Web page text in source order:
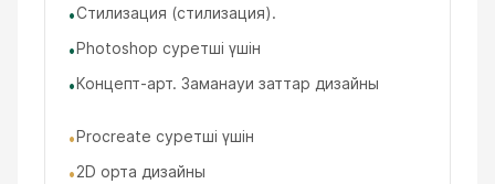
•Стилизация (стилизация).
•Photoshop суретші үшін
•Концепт-арт. Заманауи заттар дизайны
•Procreate суретші үшін
•2D орта дизайны